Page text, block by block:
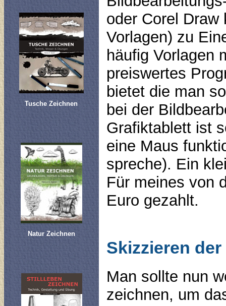
Tusche Zeichnen
Natur Zeichnen
oder Corel
Vorlagen) zu
häufig Vorlagen
preiswertes
bietet die man
bei der
Grafiktablett ist
eine Maus
spreche). Ein
Für meines von
Euro gezahlt.
Skizzieren der
Man sollte nun
zeichnen, um